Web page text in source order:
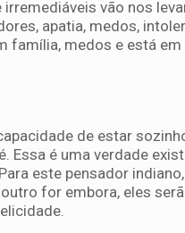
vão nos
apatia, medos,
medos e está em
de estar
Essa é uma verdade
este pensador
for embora, eles